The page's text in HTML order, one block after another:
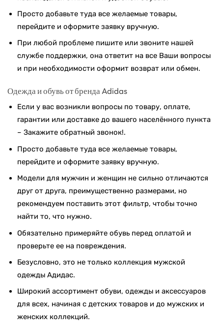
Просто добавьте туда все желаемые товары,
перейдите и оформите заявку вручную.
При любой проблеме пишите или звоните нашей
службе поддержки, она ответит на все Ваши вопросы
и при необходимости оформит возврат или обмен.
Одежда и обувь от бренда Adidas
Если у вас возникли вопросы по товару, оплате,
гарантии или доставке до вашего населённого пункта
– Закажите обратный звонок!.
Просто добавьте туда все желаемые товары,
перейдите и оформите заявку вручную.
Модели для мужчин и женщин не сильно отличаются
друг от друга, преимущественно размерами, но
рекомендуем поставить этот фильтр, чтобы точно
найти то, что нужно.
Обязательно примеряйте обувь перед оплатой и
проверьте ее на повреждения.
Безусловно, это не только коллекция мужской
одежды Адидас.
Широкий ассортимент обуви, одежды и аксессуаров
для всех, начиная с детских товаров и до мужских и
женских коллекций.